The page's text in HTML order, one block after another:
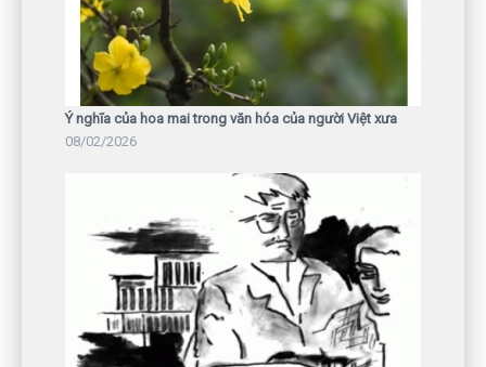
Ý nghĩa của hoa mai trong văn hóa của người Việt xưa
08/02/2026